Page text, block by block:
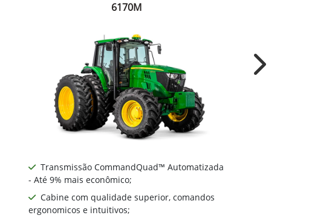
6170M
Transmissão CommandQuad™ Automatizada
- Até 9% mais econômico;
Cabine com qualidade superior, comandos
ergonomicos e intuitivos;
Next